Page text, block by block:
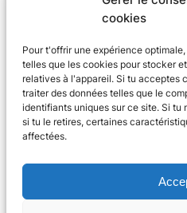
cookies
Pour t'offrir une expérience
telles que les cookies pour stocker
relatives à l'appareil. Si tu acceptes
traiter des données telles que le
identifiants uniques sur ce site. Si tu
si tu le retires, certaines
affectées.
Architectures secrètes
Vivre l'histoire militaire
Musées et expositions
Vivre la nature, Parcs et
Résider & savourer
Sport
Monde du voyage
Visites guidées
Recommandations de voyage